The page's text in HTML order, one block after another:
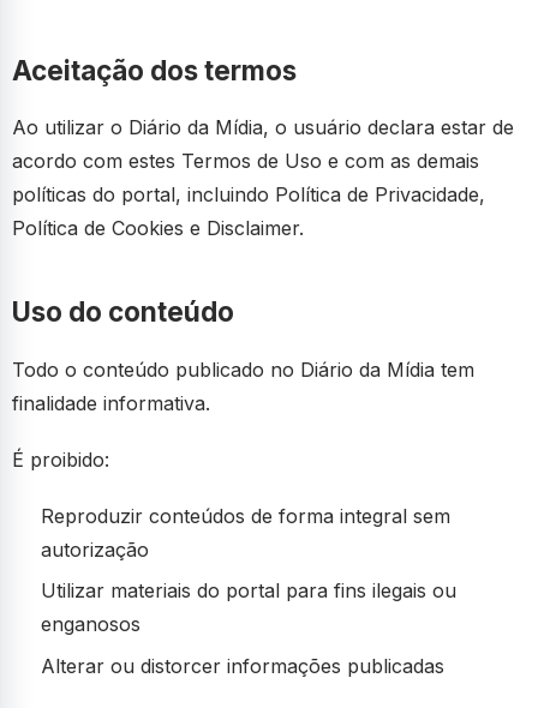
Aceitação dos termos
Ao utilizar o Diário da Mídia, o usuário declara estar de
acordo com estes Termos de Uso e com as demais
políticas do portal, incluindo Política de Privacidade,
Política de Cookies e Disclaimer.
Uso do conteúdo
Todo o conteúdo publicado no Diário da Mídia tem
finalidade informativa.
É proibido:
Reproduzir conteúdos de forma integral sem
autorização
Utilizar materiais do portal para fins ilegais ou
enganosos
Alterar ou distorcer informações publicadas